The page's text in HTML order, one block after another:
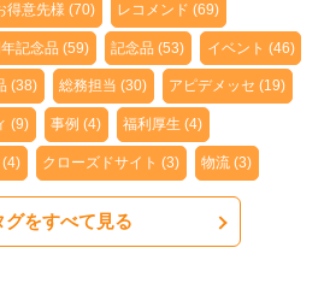
得意先様 (70) レコメンド (69)
年記念品 (59) 記念品 (53) イベント (46)
(38) 総務担当 (30) アピデメッセ (19)
(9) 事例 (4) 福利厚生 (4)
(4) クローズドサイト (3) 物流 (3)
グをすべて見る